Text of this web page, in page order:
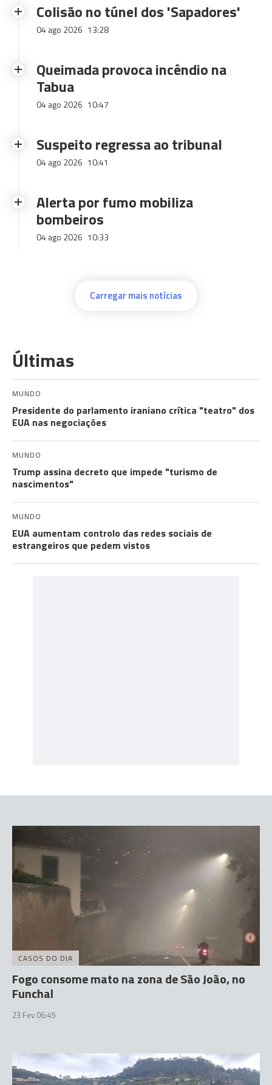
Colisão no túnel dos 'Sapadores'
04 ago 2026 13:28
Queimada provoca incêndio na
Tabua
04 ago 2026 10:47
Suspeito regressa ao tribunal
04 ago 2026 10:41
Alerta por fumo mobiliza
bombeiros
04 ago 2026 10:33
Carregar mais notícias
Últimas
MUNDO
Presidente do parlamento iraniano crítica "teatro" dos
EUA nas negociações
MUNDO
Trump assina decreto que impede "turismo de
nascimentos"
MUNDO
EUA aumentam controlo das redes sociais de
estrangeiros que pedem vistos
CASOS DO DIA
Fogo consome mato na zona de São João, no
Funchal
23 Fev 06:45